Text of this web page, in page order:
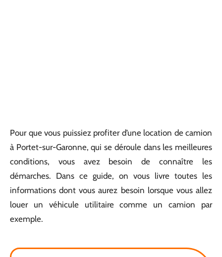
Pour que vous puissiez profiter d’une location de camion
à Portet-sur-Garonne, qui se déroule dans les meilleures
conditions, vous avez besoin de connaître les
démarches. Dans ce guide, on vous livre toutes les
informations dont vous aurez besoin lorsque vous allez
louer un véhicule utilitaire comme un camion par
exemple.